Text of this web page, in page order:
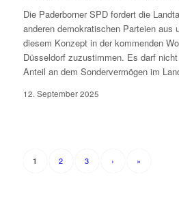
Die Paderborner SPD fordert die
anderen demokratischen Parteien aus
diesem Konzept in der kommenden
Düsseldorf zuzustimmen. Es darf
Anteil an dem Sondervermögen im
12. September 2025
1 2 3 › »